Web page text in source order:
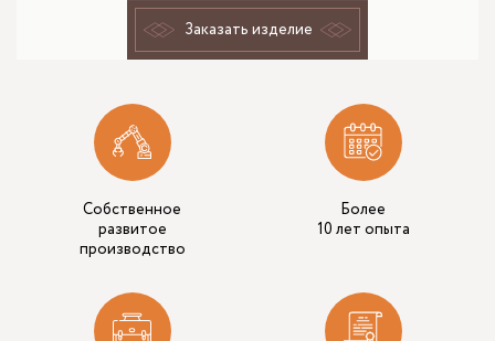
Заказать изделие
Собственное
развитое
производство
Более
10 лет опыта